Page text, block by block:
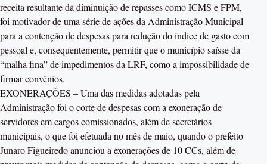
receita resultante da diminuição de repasses como ICMS e FPM,
foi motivador de uma série de ações da Administração Municipal
para a contenção de despesas para redução do índice de gasto com
pessoal e, consequentemente, permitir que o município saísse da
“malha fina” de impedimentos da LRF, como a impossibilidade de
firmar convênios.
EXONERAÇÕES – Uma das medidas adotadas pela
Administração foi o corte de despesas com a exoneração de
servidores em cargos comissionados, além de secretários
municipais, o que foi efetuada no mês de maio, quando o prefeito
Junaro Figueiredo anunciou a exonerações de 10 CCs, além de